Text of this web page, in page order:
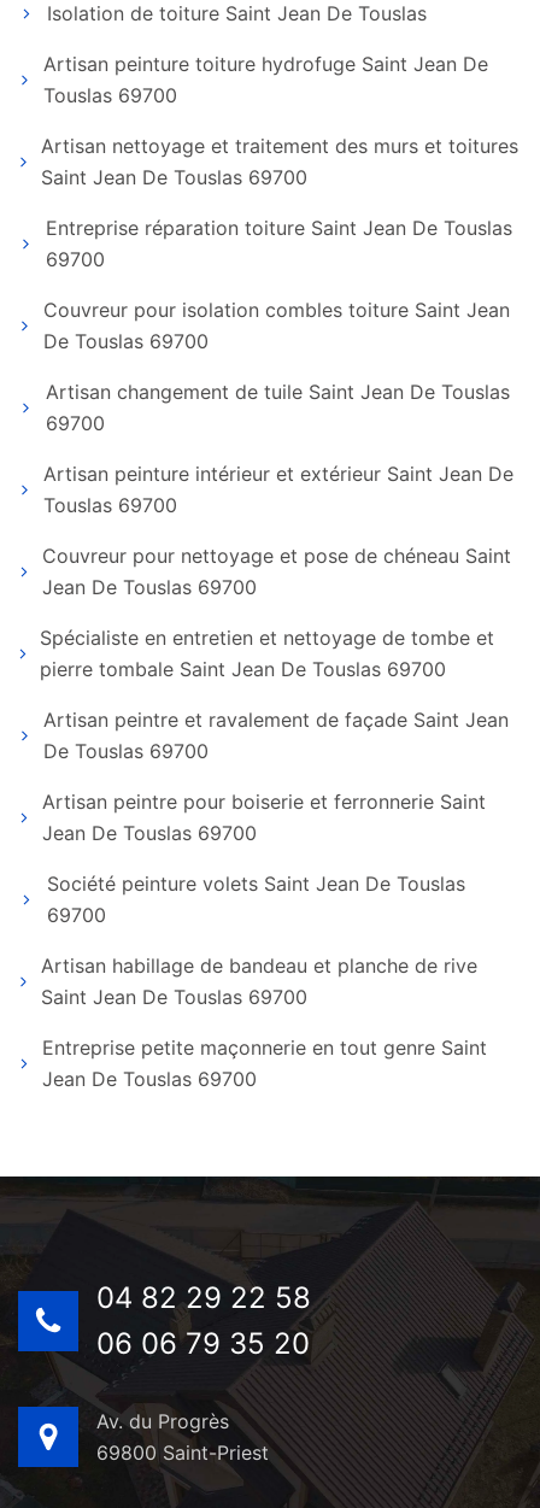
Isolation de toiture Saint Jean De Touslas
Artisan peinture toiture hydrofuge Saint Jean De
Touslas 69700
Artisan nettoyage et traitement des murs et toitures
Saint Jean De Touslas 69700
Entreprise réparation toiture Saint Jean De Touslas
69700
Couvreur pour isolation combles toiture Saint Jean
De Touslas 69700
Artisan changement de tuile Saint Jean De Touslas
69700
Artisan peinture intérieur et extérieur Saint Jean De
Touslas 69700
Couvreur pour nettoyage et pose de chéneau Saint
Jean De Touslas 69700
Spécialiste en entretien et nettoyage de tombe et
pierre tombale Saint Jean De Touslas 69700
Artisan peintre et ravalement de façade Saint Jean
De Touslas 69700
Artisan peintre pour boiserie et ferronnerie Saint
Jean De Touslas 69700
Société peinture volets Saint Jean De Touslas
69700
Artisan habillage de bandeau et planche de rive
Saint Jean De Touslas 69700
Entreprise petite maçonnerie en tout genre Saint
Jean De Touslas 69700
04 82 29 22 58
06 06 79 35 20
Av. du Progrès
69800 Saint-Priest